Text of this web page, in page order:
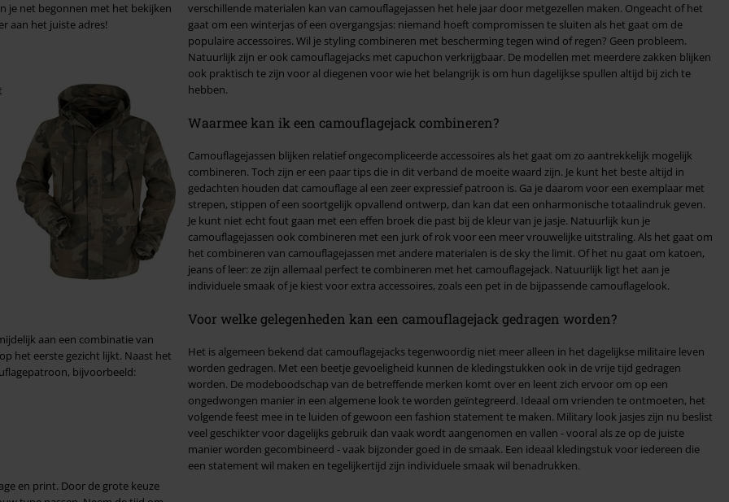
je net begonnen met het bekijken
aan het juiste adres!
aan een combinatie van
het eerste gezicht lijkt. Naast het
bijvoorbeeld:
en print. Door de grote keuze
verschillende materialen kan van camouflagejassen het hele jaar door metgezellen maken. Ongeacht of het
gaat om een winterjas of een overgangsjas: niemand hoeft compromissen te sluiten als het gaat om de
populaire accessoires. Wil je styling combineren met bescherming tegen wind of regen? Geen probleem.
Natuurlijk zijn er ook camouflagejacks met capuchon verkrijgbaar. De modellen met meerdere zakken blijken
ook praktisch te zijn voor al diegenen voor wie het belangrijk is om hun dagelijkse spullen altijd bij zich te
hebben.
Waarmee kan ik een camouflagejack combineren?
Camouflagejassen blijken relatief ongecompliceerde accessoires als het gaat om zo aantrekkelijk mogelijk
combineren. Toch zijn er een paar tips die in dit verband de moeite waard zijn. Je kunt het beste altijd in
gedachten houden dat camouflage al een zeer expressief patroon is. Ga je daarom voor een exemplaar met
strepen, stippen of een soortgelijk opvallend ontwerp, dan kan dat een onharmonische totaalindruk geven.
Je kunt niet echt fout gaan met een effen broek die past bij de kleur van je jasje. Natuurlijk kun je
camouflagejassen ook combineren met een jurk of rok voor een meer vrouwelijke uitstraling. Als het gaat om
het combineren van camouflagejassen met andere materialen is de sky the limit. Of het nu gaat om katoen,
jeans of leer: ze zijn allemaal perfect te combineren met het camouflagejack. Natuurlijk ligt het aan je
individuele smaak of je kiest voor extra accessoires, zoals een pet in de bijpassende camouflagelook.
Voor welke gelegenheden kan een camouflagejack gedragen worden?
Het is algemeen bekend dat camouflagejacks tegenwoordig niet meer alleen in het dagelijkse militaire leven
worden gedragen. Met een beetje gevoeligheid kunnen de kledingstukken ook in de vrije tijd gedragen
worden. De modeboodschap van de betreffende merken komt over en leent zich ervoor om op een
ongedwongen manier in een algemene look te worden geïntegreerd. Ideaal om vrienden te ontmoeten, het
volgende feest mee in te luiden of gewoon een fashion statement te maken. Military look jasjes zijn nu beslist
veel geschikter voor dagelijks gebruik dan vaak wordt aangenomen en vallen - vooral als ze op de juiste
manier worden gecombineerd - vaak bijzonder goed in de smaak. Een ideaal kledingstuk voor iedereen die
een statement wil maken en tegelijkertijd zijn individuele smaak wil benadrukken.